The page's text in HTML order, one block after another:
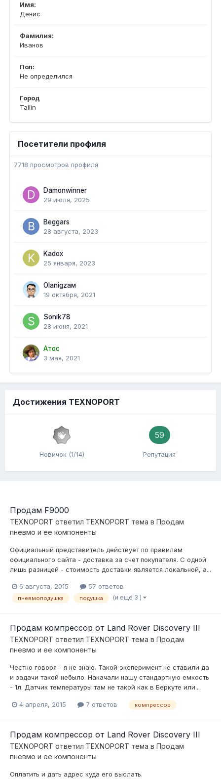
Имя:
Денис
Фамилия:
Иванов
Пол:
Не определился
Город
Tallin
Посетители профиля
7718 просмотров профиля
Damonwinner
29 июля, 2025
Beggars
28 августа, 2023
Kadox
25 января, 2023
Olanigzaм
19 октября, 2021
Sonik78
28 июня, 2021
Атос
3 мая, 2021
Достижения TEXNOPORT
Новичок (1/14)
59
Репутация
Продам F9000
TEXNOPORT ответил TEXNOPORT тема в Продам
пневмо и ее компоненты
Официальный представитель действует по правилам
официального сайта - доставка за счет покупателя. С одной
лишь разницей - стоимость доставки является локальной, а...
6 августа, 2015 57 ответов
пневмоподушка подушка (и ещё 3 )
Продам компрессор от Land Rover Discovery III
TEXNOPORT ответил TEXNOPORT тема в Продам
пневмо и ее компоненты
Честно говоря - я не знаю. Такой эксперимент не ставили да
и задачи такой небыло. Накачали нашу стандартную емкость
- 1л. Датчик температуры там не такой как в Беркуте или...
4 апреля, 2015 7 ответов компрессор
Продам компрессор от Land Rover Discovery III
TEXNOPORT ответил TEXNOPORT тема в Продам
пневмо и ее компоненты
Оплатить и дать адрес куда его выслать.